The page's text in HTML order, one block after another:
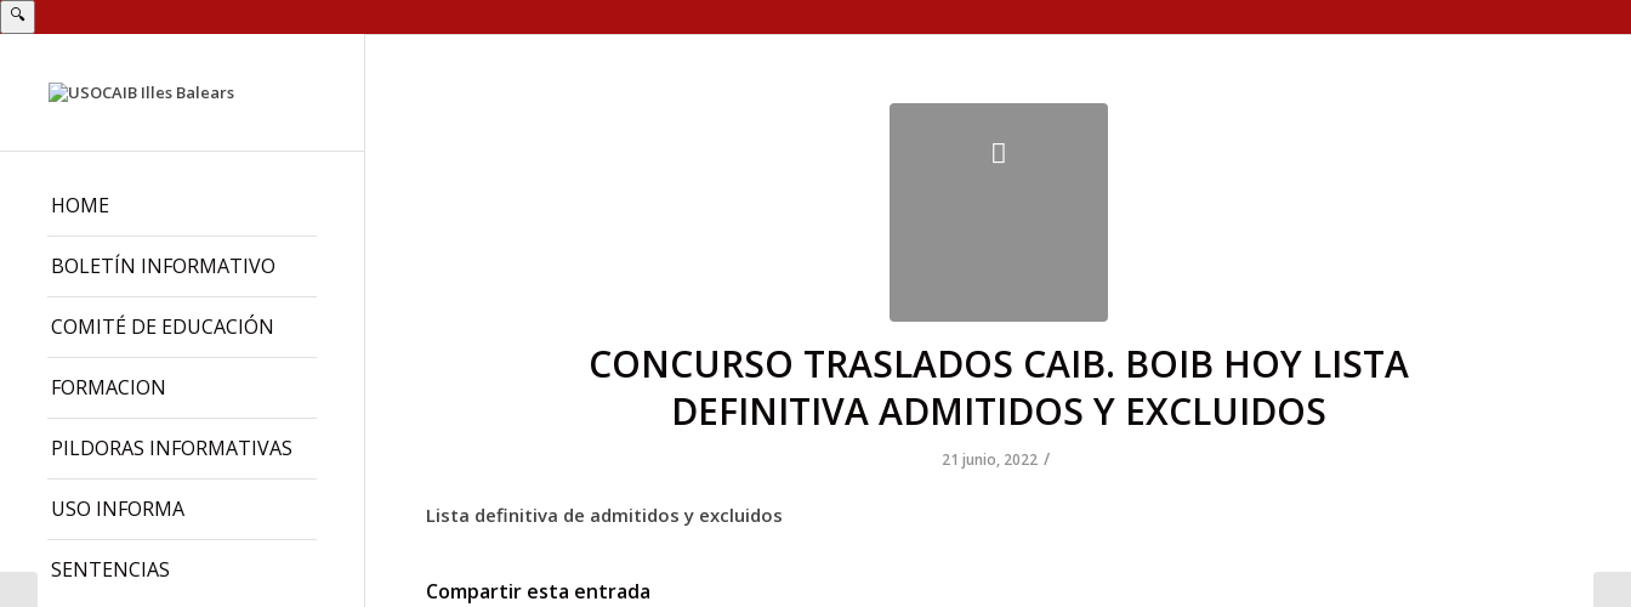
🔍
HOME
BOLETÍN INFORMATIVO
COMITÉ DE EDUCACIÓN
FORMACION
PILDORAS INFORMATIVAS
USO INFORMA
SENTENCIAS
CONCURSO TRASLADOS CAIB. BOIB HOY LISTA
DEFINITIVA ADMITIDOS Y EXCLUIDOS
21 junio, 2022 /
Lista definitiva de admitidos y excluidos
Compartir esta entrada